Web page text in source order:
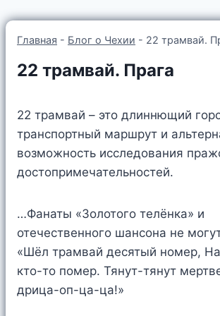
Главная - Блог о Чехии - 22 трамвай.
22 трамвай. Прага
22 трамвай – это длиннющий
транспортный маршрут и
возможность исследования
достопримечательностей.
…Фанаты «Золотого телёнка» и
отечественного шансона не
«Шёл трамвай десятый номер,
кто-то помер. Тянут-тянут
дрица-оп-ца-ца!»